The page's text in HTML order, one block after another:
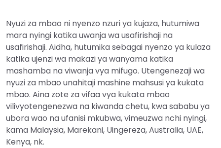
Nyuzi za mbao ni nyenzo nzuri ya kujaza, hutumiwa
mara nyingi katika uwanja wa usafirishaji na
usafirishaji. Aidha, hutumika sebagai nyenzo ya kulaza
katika ujenzi wa makazi ya wanyama katika
mashamba na viwanja vya mifugo. Utengenezaji wa
nyuzi za mbao unahitaji mashine mahsusi ya kukata
mbao. Aina zote za vifaa vya kukata mbao
vilivyotengenezwa na kiwanda chetu, kwa sababu ya
ubora wao na ufanisi mkubwa, vimeuzwa nchi nyingi,
kama Malaysia, Marekani, Uingereza, Australia, UAE,
Kenya, nk.